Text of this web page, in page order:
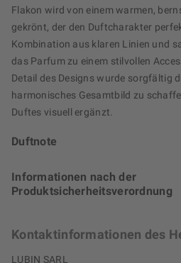
Flakon wird von einem warmen,
gekrönt, der den Duftcharakter
Kombination aus klaren Linien und
das Parfum zu einem stilvollen
Detail des Designs wurde sorgfältig
harmonisches Gesamtbild zu
Duftes visuell ergänzt.
Duftnote
Informationen nach der
Produktsicherheitsverordnung
Kontaktinformationen des
LUBIN SARL